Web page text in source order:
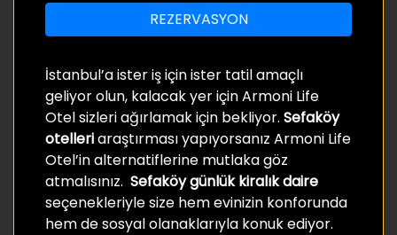
REZERVASYON
İstanbul’a ister iş için ister tatil amaçlı
geliyor olun, kalacak yer için Armoni Life
Otel sizleri ağırlamak için bekliyor. Sefaköy
otelleriaraştırması yapıyorsanız Armoni Life
Otel’in alternatiflerine mutlaka göz
atmalısınız. Sefaköy günlük kiralık daire
seçenekleriyle size hem evinizin konforunda
hem de sosyal olanaklarıyla konuk ediyor.